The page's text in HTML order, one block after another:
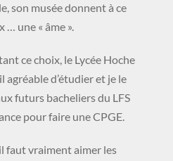
son musée donnent à ce
… une « âme ».
ce choix, le Lycée Hoche
d’étudier et je le
futurs bacheliers du LFS
pour faire une CPGE.
faut vraiment aimer les